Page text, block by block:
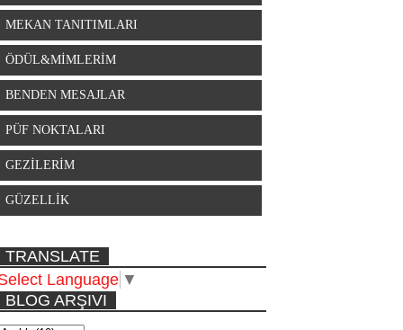
MEKAN TANITIMLARI
ÖDÜL&MİMLERİM
BENDEN MESAJLAR
PÜF NOKTALARI
GEZİLERİM
GÜZELLİK
TRANSLATE
Language ▼
BLOG ARŞIVI